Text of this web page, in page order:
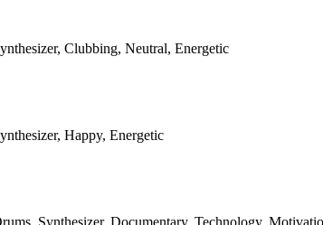
Clubbing, Neutral, Energetic
Happy, Energetic
Synthesizer, Documentary, Technology,